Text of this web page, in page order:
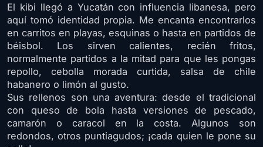
El kibi llegó a Yucatán con influencia libanesa, pero
aquí tomó identidad propia. Me encanta encontrarlos
en carritos en playas, esquinas o hasta en partidos de
béisbol. Los sirven calientes, recién fritos,
normalmente partidos a la mitad para que les pongas
repollo, cebolla morada curtida, salsa de chile
habanero o limón al gusto.
Sus rellenos son una aventura: desde el tradicional
con queso de bola hasta versiones de pescado,
camarón o caracol en la costa. Algunos son
redondos, otros puntiagudos; ¡cada quien le pone su